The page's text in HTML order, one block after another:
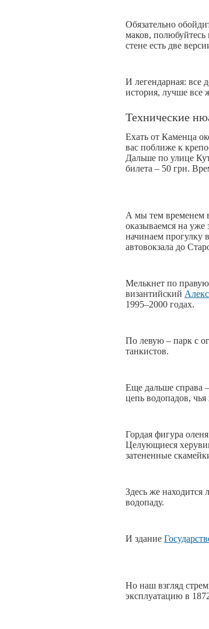
Обязательно
маков, полюбуйтесь
стене есть две
И легендарная: все
история, лучше все
Технические
Ехать от Каменца
вас поближе к
Дальше по улице
билета – 50 грн.
А мы тем временем
оказываемся на уже
начинаем прогулку
автовокзала до
Мелькнет по правую
византийский
1995–2000 годах.
По левую – парк с
танкистов.
Еще дальше справа
цепь водопадов,
Гордая фигура
Целующиеся
затененные
Здесь же находится
водопаду.
И здание
Но наш взгляд
эксплуатацию в